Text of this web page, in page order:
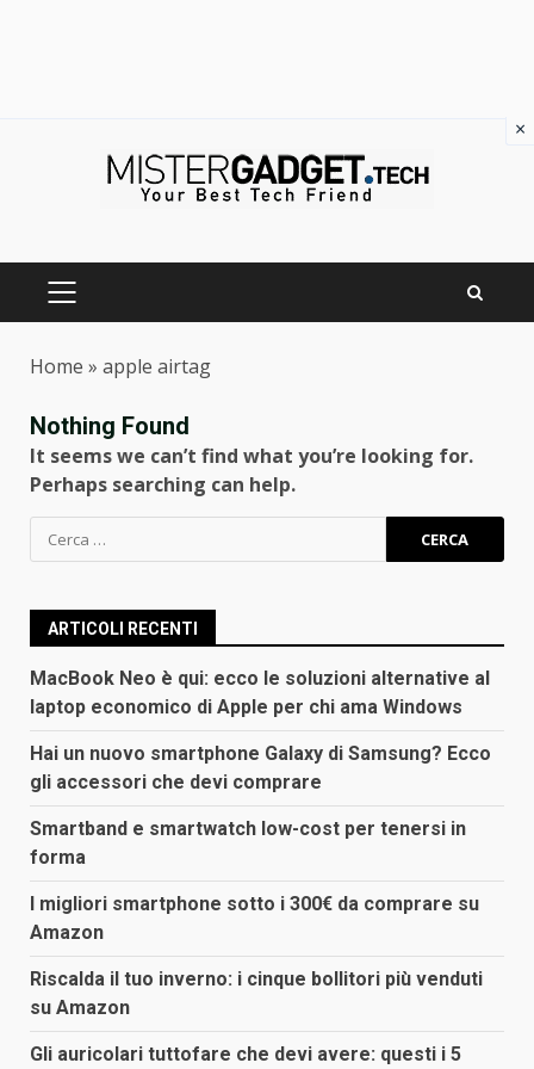
PRIMARY
Home » apple airtag
Nothing Found
It seems we can’t find what you’re looking for.
Perhaps searching can help.
Ricerca
per:
ARTICOLI RECENTI
MacBook Neo è qui: ecco le soluzioni alternative al
laptop economico di Apple per chi ama Windows
Hai un nuovo smartphone Galaxy di Samsung? Ecco
gli accessori che devi comprare
Smartband e smartwatch low-cost per tenersi in
forma
I migliori smartphone sotto i 300€ da comprare su
Amazon
Riscalda il tuo inverno: i cinque bollitori più venduti
su Amazon
Gli auricolari tuttofare che devi avere: questi i 5
×